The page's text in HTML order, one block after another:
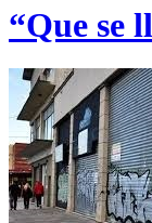
“Que se